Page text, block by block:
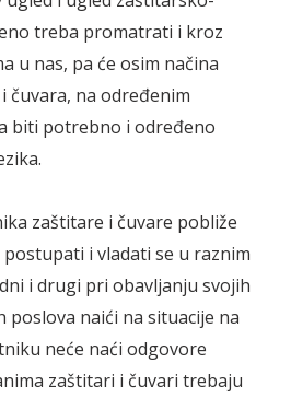
treba promatrati i kroz
u nas, pa će osim načina
čuvara, na određenim
biti potrebno i određeno
zaštitare i čuvare pobliže
i vladati se u raznim
i drugi pri obavljanju svojih
naići na situacije na
neće naći odgovore
zaštitari i čuvari trebaju